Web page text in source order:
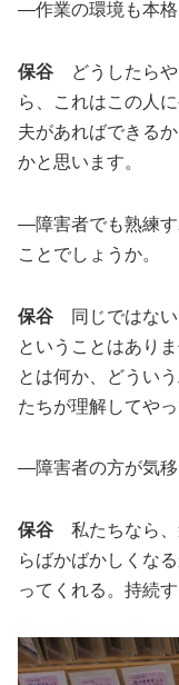
―作業の環境も本格
保谷 どうしたらや
ら、これはこの人
夫があればできる
かと思います。
―障害者でも熟練す
ことでしょうか。
保谷 同じではない
ということはあり
とは何か、どうい
たちが理解してやっ
―障害者の方が気移
保谷 私たちなら、
らばかばかしくな
ってくれる。持続